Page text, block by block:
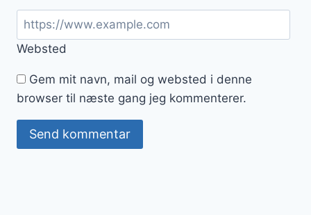
Websted
Gem mit navn, mail og websted i denne
browser til næste gang jeg kommenterer.